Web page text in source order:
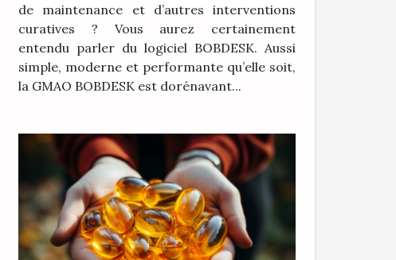
de maintenance et d’autres interventions
curatives ? Vous aurez certainement
entendu parler du logiciel BOBDESK. Aussi
simple, moderne et performante qu’elle soit,
la GMAO BOBDESK est dorénavant...